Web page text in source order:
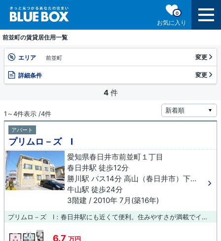
お気に入り
0
前並町の賃貸居住用一覧
エリア 前並町 変更
詳細条件 変更
4 件
1～4件表示 /4件
アパート
プリムロ－ズ Ⅰ
愛知県春日井市前並町１丁目
春日井駅 徒歩12分
勝川駅 バス14分 高山（春日井市）下車 徒歩13分
牛山駅 徒歩24分
3階建 / 2010年 7月(築16年)
プリムロ－ズ Ⅰ：春日井駅にも近くて便利。住みやすさが満載でイチオシのアパートはこちらです。この物件は、駅まで徒歩12分に立地しています。快適な暮らしをするなら春日井市までのお引越を提案いたします。住環境が充実しているため、利便性の高い暮らしができます。お客様のご希望に適した物件のご紹介をいたしますので、ぜひ当社にお任せ下さい。
6.7 万円